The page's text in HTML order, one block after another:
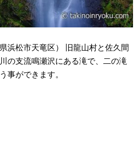
浜松市天竜区） 旧龍山村と佐久間
の支流鳴瀬沢にある滝で、二の滝
事ができます。